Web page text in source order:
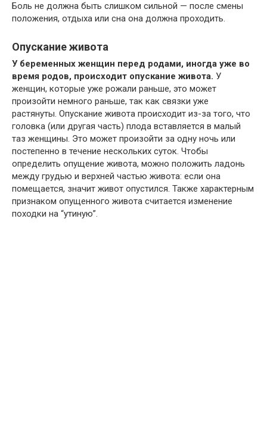
Боль не должна быть слишком сильной — после смены
положения, отдыха или сна она должна проходить.
Опускание живота
У беременных женщин перед родами, иногда уже во
время родов, происходит опускание живота. У
женщин, которые уже рожали раньше, это может
произойти немного раньше, так как связки уже
растянуты. Опускание живота происходит из-за того, что
головка (или другая часть) плода вставляется в малый
таз женщины. Это может произойти за одну ночь или
постепенно в течение нескольких суток. Чтобы
определить опущение живота, можно положить ладонь
между грудью и верхней частью живота: если она
помещается, значит живот опустился. Также характерным
признаком опущенного живота считается изменение
походки на “утиную”.